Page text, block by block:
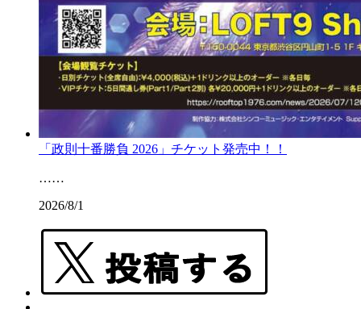
「政則十番勝負 2026」チケット発売中！！
……
2026/8/1